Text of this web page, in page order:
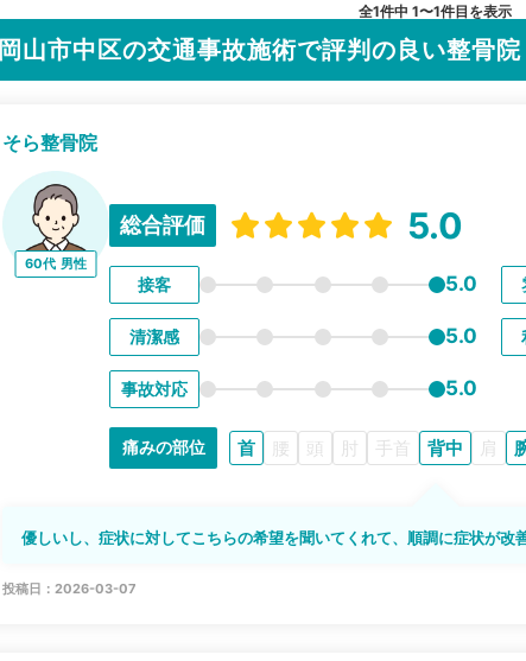
全1件中 1〜1件目を表示
岡山市中区の交通事故施術で評判の良い整骨
そら整骨院
60代 男性
総合評価 5.0
接客 5.0
清潔感 5.0
事故対応 5.0
痛みの部位 首 腰 頭 肘 手首 背中 肩
優しいし、症状に対してこちらの希望を聞いてくれて、順調に症状が改
投稿日：2026-03-07